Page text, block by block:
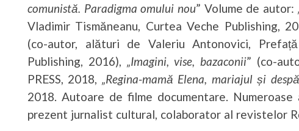
comunistă. Paradigma omului nou” Volume de autor:
Vladimir Tismăneanu, Curtea Veche Publishing,
(co-autor, alături de Valeriu Antonovici,
Publishing, 2016), „Imagini, vise, bazaconii” (co-
PRESS, 2018, „Regina-mamă Elena, mariajul și
2018. Autoare de filme documentare.
prezent jurnalist cultural, colaborator al revistelor